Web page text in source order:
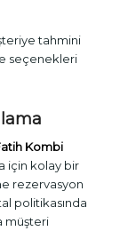
tahmini
seçenekleri
Kombi
için kolay bir
rezervasyon
politikasında
müşteri